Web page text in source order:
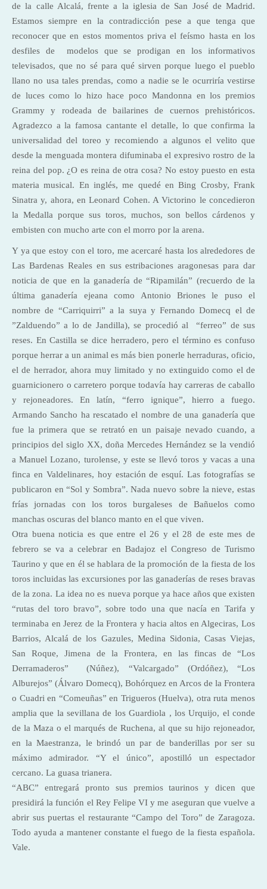
de la calle Alcalá, frente a la iglesia de San José de Madrid.
Estamos siempre en la contradicción pese a que tenga que
reconocer que en estos momentos priva el feísmo hasta en los
desfiles de modelos que se prodigan en los informativos
televisados, que no sé para qué sirven porque luego el pueblo
llano no usa tales prendas, como a nadie se le ocurriría vestirse
de luces como lo hizo hace poco Mandonna en los premios
Grammy y rodeada de bailarines de cuernos prehistóricos.
Agradezco a la famosa cantante el detalle, lo que confirma la
universalidad del toreo y recomiendo a algunos el velito que
desde la menguada montera difuminaba el expresivo rostro de la
reina del pop. ¿O es reina de otra cosa? No estoy puesto en esta
materia musical. En inglés, me quedé en Bing Crosby, Frank
Sinatra y, ahora, en Leonard Cohen. A Victorino le concedieron
la Medalla porque sus toros, muchos, son bellos cárdenos y
embisten con mucho arte con el morro por la arena.
Y ya que estoy con el toro, me acercaré hasta los alrededores de
Las Bardenas Reales en sus estribaciones aragonesas para dar
noticia de que en la ganadería de “Ripamilán” (recuerdo de la
última ganadería ejeana como Antonio Briones le puso el
nombre de “Carriquirri” a la suya y Fernando Domecq el de
”Zalduendo” a lo de Jandilla), se procedió al “ferreo” de sus
reses. En Castilla se dice herradero, pero el término es confuso
porque herrar a un animal es más bien ponerle herraduras, oficio,
el de herrador, ahora muy limitado y no extinguido como el de
guarnicionero o carretero porque todavía hay carreras de caballo
y rejoneadores. En latín, “ferro ignique”, hierro a fuego.
Armando Sancho ha rescatado el nombre de una ganadería que
fue la primera que se retrató en un paisaje nevado cuando, a
principios del siglo XX, doña Mercedes Hernández se la vendió
a Manuel Lozano, turolense, y este se llevó toros y vacas a una
finca en Valdelinares, hoy estación de esquí. Las fotografías se
publicaron en “Sol y Sombra”. Nada nuevo sobre la nieve, estas
frías jornadas con los toros burgaleses de Bañuelos como
manchas oscuras del blanco manto en el que viven.
Otra buena noticia es que entre el 26 y el 28 de este mes de
febrero se va a celebrar en Badajoz el Congreso de Turismo
Taurino y que en él se hablara de la promoción de la fiesta de los
toros incluidas las excursiones por las ganaderías de reses bravas
de la zona. La idea no es nueva porque ya hace años que existen
“rutas del toro bravo”, sobre todo una que nacía en Tarifa y
terminaba en Jerez de la Frontera y hacia altos en Algeciras, Los
Barrios, Alcalá de los Gazules, Medina Sidonia, Casas Viejas,
San Roque, Jimena de la Frontera, en las fincas de “Los
Derramaderos” (Núñez), “Valcargado” (Ordóñez), “Los
Alburejos” (Álvaro Domecq), Bohórquez en Arcos de la Frontera
o Cuadri en “Comeuñas” en Trigueros (Huelva), otra ruta menos
amplia que la sevillana de los Guardiola , los Urquijo, el conde
de la Maza o el marqués de Ruchena, al que su hijo rejoneador,
en la Maestranza, le brindó un par de banderillas por ser su
máximo admirador. “Y el único”, apostilló un espectador
cercano. La guasa trianera.
“ABC” entregará pronto sus premios taurinos y dicen que
presidirá la función el Rey Felipe VI y me aseguran que vuelve a
abrir sus puertas el restaurante “Campo del Toro” de Zaragoza.
Todo ayuda a mantener constante el fuego de la fiesta española.
Vale.